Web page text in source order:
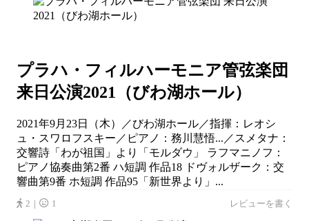
プラハ・フィルハーモニア管弦楽団
来日公演2021（びわ湖ホール）
2021年9月23日（木）／びわ湖ホール／指揮：レオシ
ュ・スワロフスキー／ピアノ：務川慧悟...／スメタナ：
交響詩「わが祖国」より「モルダウ」 ラフマニノフ：
ピアノ協奏曲第2番 ハ短調 作品18 ドヴォルザーク：交
響曲第9番 ホ短調 作品95「新世界より」...
2｜ 1 レビューを書く